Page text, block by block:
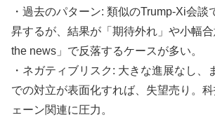
・過去のパターン: 類似のTrump-Xi会談
昇するが、結果が「期待外れ」や小幅合
the news」で反落するケースが多い。
・ネガティブリスク: 大きな進展なし、
での対立が表面化すれば、失望売り。
ェーン関連に圧力。